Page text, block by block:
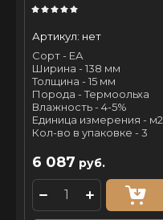
Артикул: нет
Сорт - ЕА
Ширина - 138 мм
Толщина - 15 мм
Порода - Термоольха
Влажность - 4-5%
Единица измерения - м2
Кол-во в упаковке - 3
6 087 руб.